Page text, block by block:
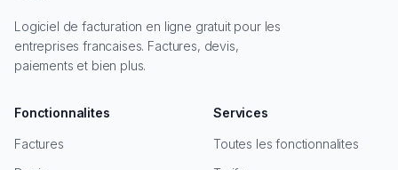
Logiciel de facturation en ligne gratuit pour les
entreprises francaises. Factures, devis,
paiements et bien plus.
Fonctionnalites
Factures
Services
Toutes les fonctionnalites